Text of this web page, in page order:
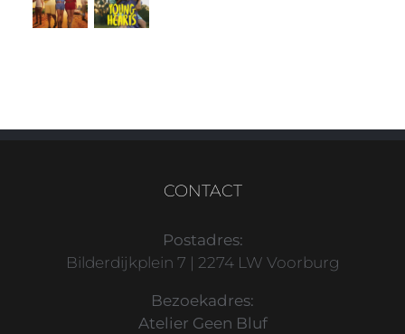
CONTACT
Postadres:
Bilderdijkplein 7 | 2274 LW Voorburg
Bezoekadres:
Atelier Geen Bluf